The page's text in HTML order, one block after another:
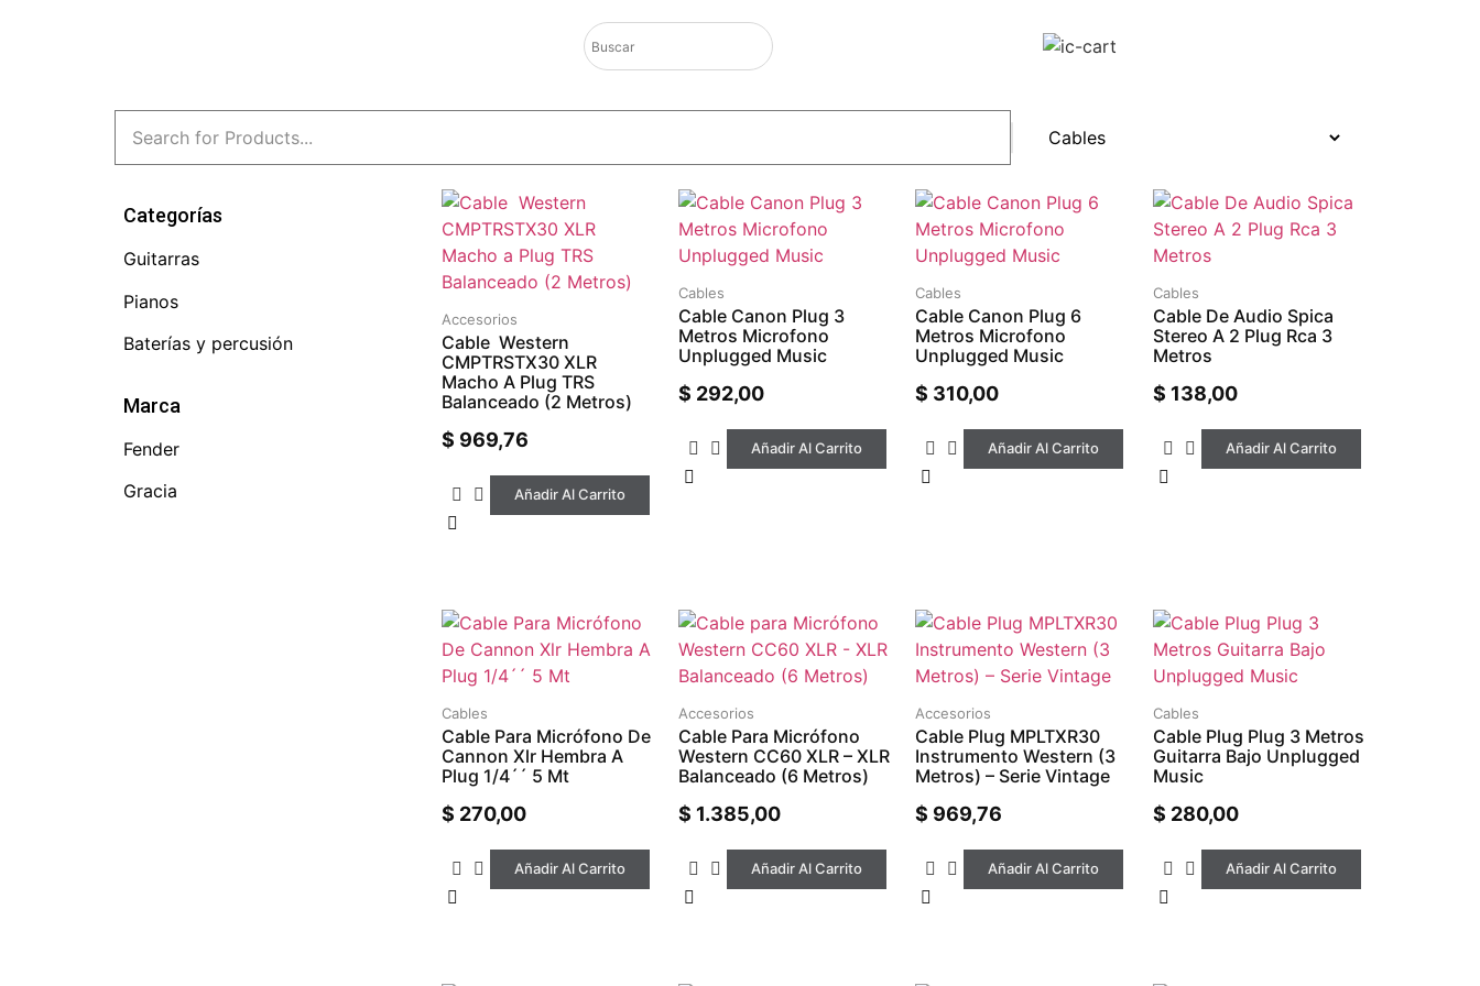
Categorías
Guitarras
Pianos
Baterías y percusión
Marca
Fender
Gracia
Accesorios
Cable Western
CMPTRSTX30 XLR
Macho A Plug TRS
Balanceado (2 Metros)
$ 969,76
Añadir Al Carrito
Cables
Cable Canon Plug 3
Metros Microfono
Unplugged Music
$ 292,00
Añadir Al Carrito
Cables
Cable Canon Plug 6
Metros Microfono
Unplugged Music
$ 310,00
Añadir Al Carrito
Cables
Cable De Audio Spica
Stereo A 2 Plug Rca 3
Metros
$ 138,00
Añadir Al Carrito
Cables
Cable Para Micrófono De
Cannon Xlr Hembra A
Plug 1/4´´ 5 Mt
$ 270,00
Añadir Al Carrito
Accesorios
Cable Para Micrófono
Western CC60 XLR – XLR
Balanceado (6 Metros)
$ 1.385,00
Añadir Al Carrito
Accesorios
Cable Plug MPLTXR30
Instrumento Western (3
Metros) – Serie Vintage
$ 969,76
Añadir Al Carrito
Cables
Cable Plug Plug 3 Metros
Guitarra Bajo Unplugged
Music
$ 280,00
Añadir Al Carrito